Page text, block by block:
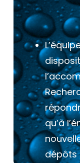
qu’à
dépôts